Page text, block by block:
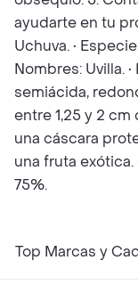
ayudarte en tu
Uchuva. •
Nombres: Uvilla.
semiácida,
entre 1,25 y 2
una cáscara
una fruta exótica.
75%.
Top Marcas y